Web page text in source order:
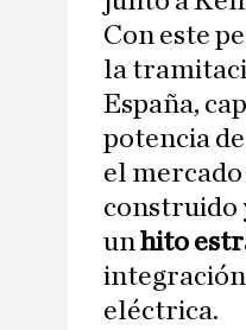
Con este
la
España,
potencia
el
construido
unhito
integración
eléctrica.